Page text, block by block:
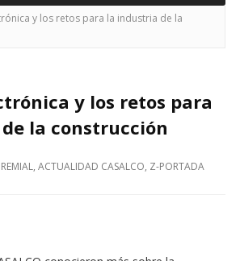
y los retos para la industria de la
y los retos para
la construcción
, ACTUALIDAD CASALCO, Z-PORTADA